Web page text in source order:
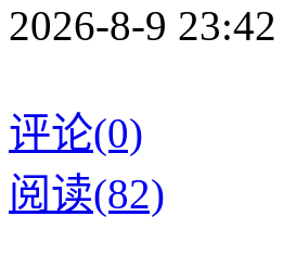
2026-8-9 23:42
评论(0)
阅读(82)